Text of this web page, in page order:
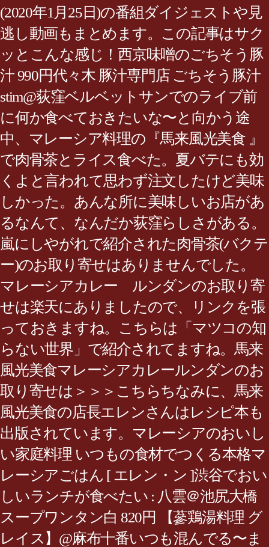
(2020年1月25日)の番組ダイジェストや見
逃し動画もまとめます。この記事はサク
ッとこんな感じ！西京味噌のごちそう豚
汁 990円代々木 豚汁専門店 ごちそう豚汁
stim@荻窪ベルベットサンでのライブ前
に何か食べておきたいな〜と向かう途
中、マレーシア料理の『馬来風光美食 』
で肉骨茶とライス食べた。夏バテにも効
くよと言われて思わず注文したけど美味
しかった。あんな所に美味しいお店があ
るなんて、なんだか荻窪らしさがある。
嵐にしやがれで紹介された肉骨茶(バクテ
ー)のお取り寄せはありませんでした。
マレーシアカレー ルンダンのお取り寄
せは楽天にありましたので、リンクを張
っておきますね。こちらは「マツコの知
らない世界」で紹介されてますね。馬来
風光美食マレーシアカレールンダンのお
取り寄せは＞＞＞こちらちなみに、馬来
風光美食の店長エレンさんはレシピ本も
出版されています。マレーシアのおいし
い家庭料理 いつもの食材でつくる本格マ
レーシアごはん [ エレン・ン ]渋谷でおい
しいランチが食べたい : 八雲＠池尻大橋
スープワンタン白 820円 【蔘鶏湯料理 グ
レイス】@麻布十番いつも混んでる〜ま